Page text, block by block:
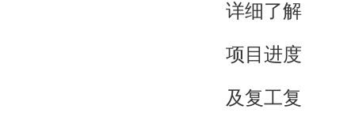
详细了解
项目进度
及复工复